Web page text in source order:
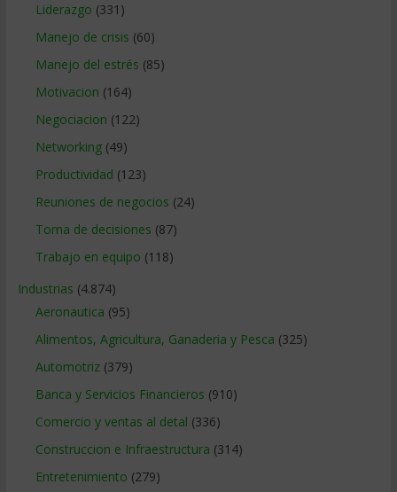
Liderazgo (331)
Manejo de crisis (60)
Manejo del estrés (85)
Motivacion (164)
Negociacion (122)
Networking(49)
Productividad (123)
Reuniones de negocios (24)
Toma de decisiones (87)
Trabajo en equipo (118)
Industrias (4.874)
Aeronautica (95)
Alimentos, Agricultura, Ganaderia y Pesca (325)
Automotriz(379)
Banca y Servicios Financieros (910)
Comercio y ventas al detal (336)
Construccion e Infraestructura (314)
Entretenimiento (279)